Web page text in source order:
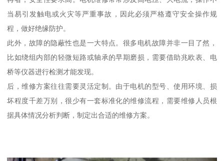
当易引发触电或火灾等严重事故，因此必须严格遵守安全操作规
程，做好绝缘防护。
此外，故障的隐蔽性也是一大特点。很多电机故障并非一目了然，
比如绕组内部的轻微短路或轴承的早期磨损，需要借助兆欧表、电
桥等仪器进行检测才能发现。
后，维修方案往往需要灵活定制。由于电机的型号、使用环境、损
坏程度千差万别，很少有一套标准化的维修流程，需要维修人员根
据具体情况分析判断，制定出合适的维修方案。